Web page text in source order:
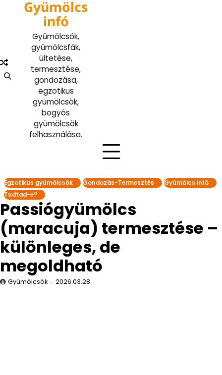
Gyümölcs
infó
Gyümölcsök,
gyümölcsfák,
ültetése,
termesztése,
gondozása,
egzotikus
gyümölcsök,
bogyós
gyümölcsök
felhasználása.
Egzotikus gyümölcsök Gondozás-Termesztés
Gyümölcs infó
Tudtad-e?
Passiógyümölcs
(maracuja) termesztése –
különleges, de
megoldható
Gyümölcsök 2026.03.28.